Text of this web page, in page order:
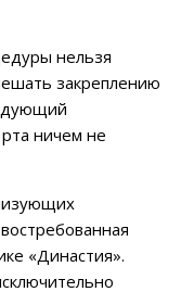
нельзя
закреплению
ничем не
«Династия».